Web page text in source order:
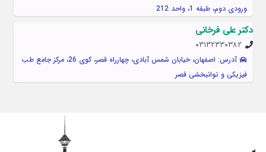
ورودی دوم، طبقه 1، واحد 212
دکتر علی فرخانی
۰۳۱۳۲۳۳۰۳۸۲
آدرس: اصفهان، خیابان شمس آبادی، چهارراه قصر، کوی 26، مرکز جامع طب
فیزیکی و توانبخشی قصر